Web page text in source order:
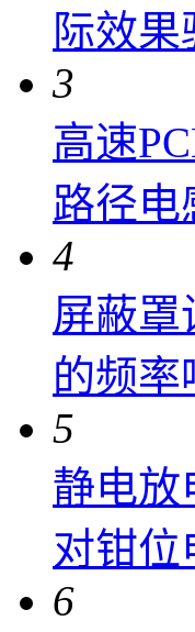
际效果
3
高速
路径电
4
屏蔽
的频率
5
静电放
对钳位
6